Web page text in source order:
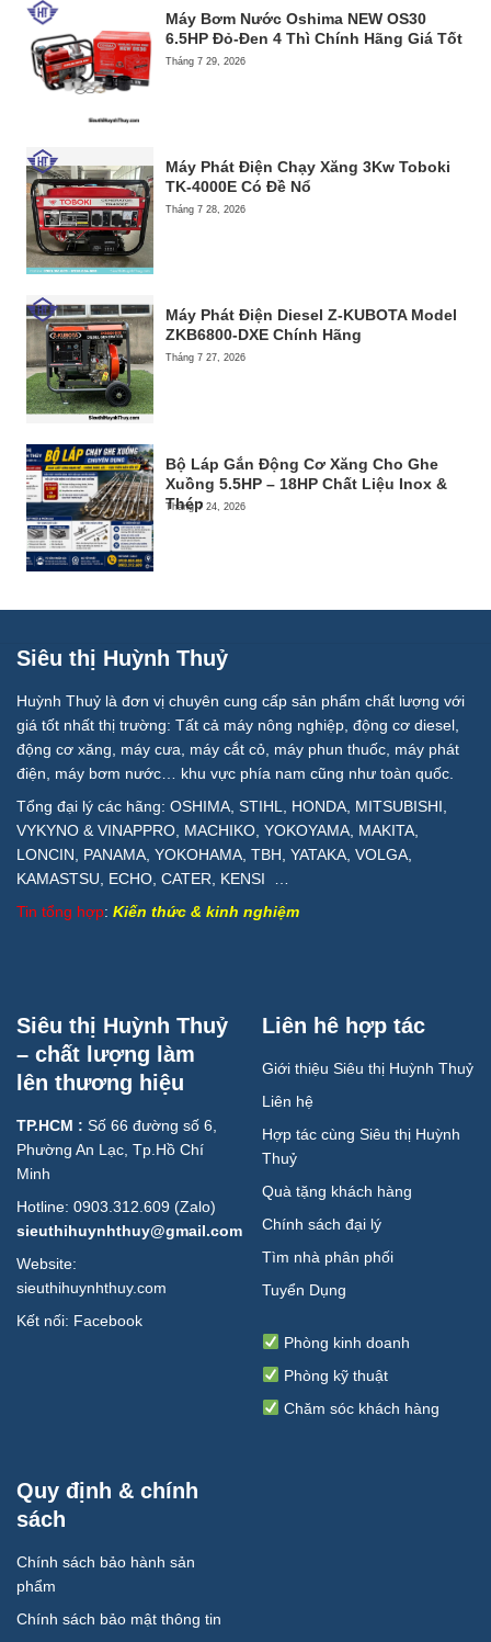
Máy Bơm Nước Oshima NEW OS30
6.5HP Đỏ-Đen 4 Thì Chính Hãng Giá Tốt
Tháng 7 29, 2026
Máy Phát Điện Chạy Xăng 3Kw Toboki
TK-4000E Có Đề Nổ
Tháng 7 28, 2026
Máy Phát Điện Diesel Z-KUBOTA Model
ZKB6800-DXE Chính Hãng
Tháng 7 27, 2026
Bộ Láp Gắn Động Cơ Xăng Cho Ghe
Xuồng 5.5HP – 18HP Chất Liệu Inox &
Thép
Tháng 7 24, 2026
Siêu thị Huỳnh Thuỷ
Huỳnh Thuỷ là đơn vị chuyên cung cấp sản phẩm chất lượng với
giá tốt nhất thị trường: Tất cả máy nông nghiệp, động cơ diesel,
động cơ xăng, máy cưa, máy cắt cỏ, máy phun thuốc, máy phát
điện, máy bơm nước… khu vực phía nam cũng như toàn quốc.
Tổng đại lý các hãng: OSHIMA, STIHL, HONDA, MITSUBISHI,
VYKYNO & VINAPPRO, MACHIKO, YOKOYAMA, MAKITA,
LONCIN, PANAMA, YOKOHAMA, TBH, YATAKA, VOLGA,
KAMASTSU, ECHO, CATER, KENSI …
Tin tổng hợp: Kiến thức & kinh nghiệm
Siêu thị Huỳnh Thuỷ
– chất lượng làm
lên thương hiệu
TP.HCM : Số 66 đường số 6,
Phường An Lạc, Tp.Hồ Chí
Minh
Hotline: 0903.312.609 (Zalo)
sieuthihuynhthuy@gmail.com
Website:
sieuthihuynhthuy.com
Kết nối: Facebook
Liên hê hợp tác
Giới thiệu Siêu thị Huỳnh Thuỷ
Liên hệ
Hợp tác cùng Siêu thị Huỳnh
Thuỷ
Quà tặng khách hàng
Chính sách đại lý
Tìm nhà phân phối
Tuyển Dụng
Phòng kinh doanh
Phòng kỹ thuật
Chăm sóc khách hàng
Quy định & chính
sách
Chính sách bảo hành sản
phẩm
Chính sách bảo mật thông tin